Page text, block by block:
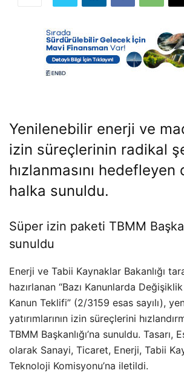
Yenilenebilir enerji ve
izin süreçlerinin radikal
hızlanmasını
halka sunuldu.
Süper izin paketi TBMM
sunuldu
Enerji ve Tabii Kaynaklar Bakanlığı
hazırlanan “Bazı Kanunlarda
Kanun Teklifi” (2/3159 esas sayılı),
yatırımlarının izin süreçlerini
TBMM Başkanlığı’na sunuldu. Tasarı,
olarak Sanayi, Ticaret, Enerji, Tabii
Teknoloji Komisyonu’na iletildi.